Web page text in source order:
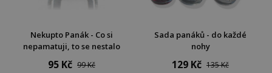
Nekupto Panák - Co si
nepamatuji, to se nestalo
95 Kč 99 Kč
Sada panáků - do každé
nohy
129 Kč 135 Kč